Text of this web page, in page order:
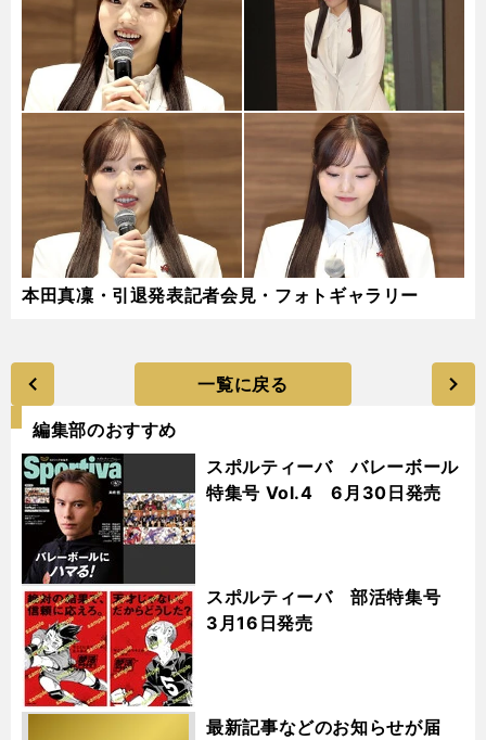
本田真凜・引退発表記者会見・フォトギャラリー
一覧に戻る
編集部のおすすめ
スポルティーバ バレーボール
特集号 Vol.4 6月30日発売
スポルティーバ 部活特集号
3月16日発売
最新記事などのお知らせが届